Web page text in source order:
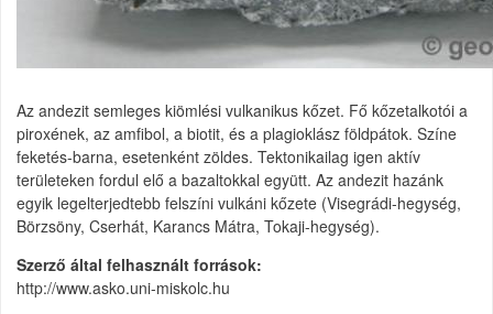
Az andezit semleges kiömlési vulkanikus kőzet. Fő kőzetalkotói a
piroxének, az amfibol, a biotit, és a plagioklász földpátok. Színe
feketés-barna, esetenként zöldes. Tektonikailag igen aktív
területeken fordul elő a bazaltokkal együtt. Az andezit hazánk
egyik legelterjedtebb felszíni vulkáni kőzete (Visegrádi-hegység,
Börzsöny, Cserhát, Karancs Mátra, Tokaji-hegység).
Szerző által felhasznált források
http://www.asko.uni-miskolc.hu